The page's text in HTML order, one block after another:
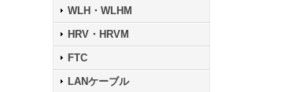
WLH・WLHM
HRV・HRVM
FTC
LANケーブル